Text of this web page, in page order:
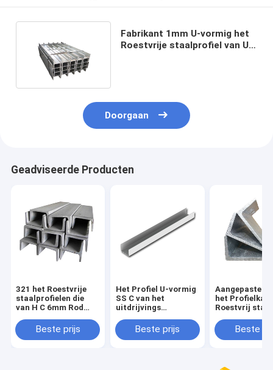
Fabrikant 1mm U-vormig het
Roestvrije staalprofiel van U
Doorgaan
Geadviseerde Producten
321 het Roestvrije
staalprofielen die
van H C 6mm Rod
vernietigen
Beste prijs
Het Profiel U-vormig
SS C van het
uitdrijvings
Roestvrije staal U
201 304 316 9mm
Beste prijs
Aangepaste
het
Roestvrij
316 430Beste